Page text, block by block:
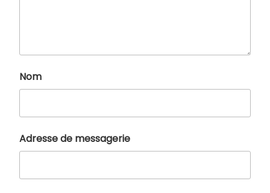
Nom
Adresse de messagerie